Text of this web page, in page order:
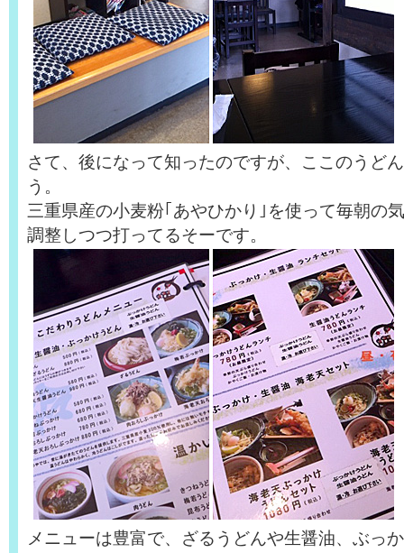
さて、後になって知ったのですが、ここのうど
う。
三重県産の小麦粉｢あやひかり｣を使って毎朝の
調整しつつ打ってるそーです。
メニューは豊富で、ざるうどんや生醤油、ぶっ